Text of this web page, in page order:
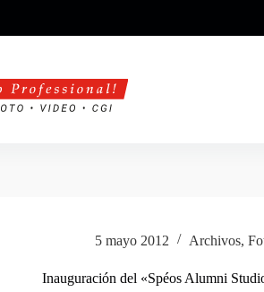
5 mayo 2012 Archivos,
Inauguración del «Spéos Alumni